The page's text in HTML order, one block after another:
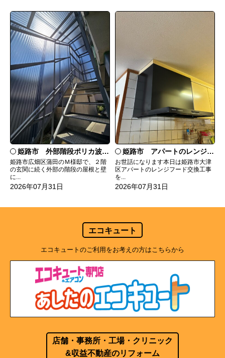
姫路市 外部階段ポリカ波板張替工事
姫路市広畑区蒲田のＭ様邸で、２階
の玄関に続く外部の階段の屋根と壁
に...
2026年07月31日
姫路市 アパートのレンジフード交換
お世話になります本日は姫路市大津
区アパートのレンジフード交換工事
を...
2026年07月31日
エコキュート
エコキュートのご利用をお考えの方はこちらから
店舗・事務所・工場・クリニック
&収益不動産のリフォーム